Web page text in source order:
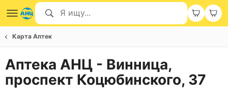
Карта Аптек
Аптека АНЦ - Винница,
проспект Коцюбинского, 37